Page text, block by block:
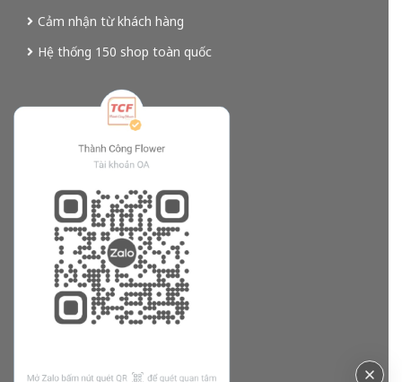
Cảm nhận từ khách hàng
Hệ thống 150 shop toàn quốc